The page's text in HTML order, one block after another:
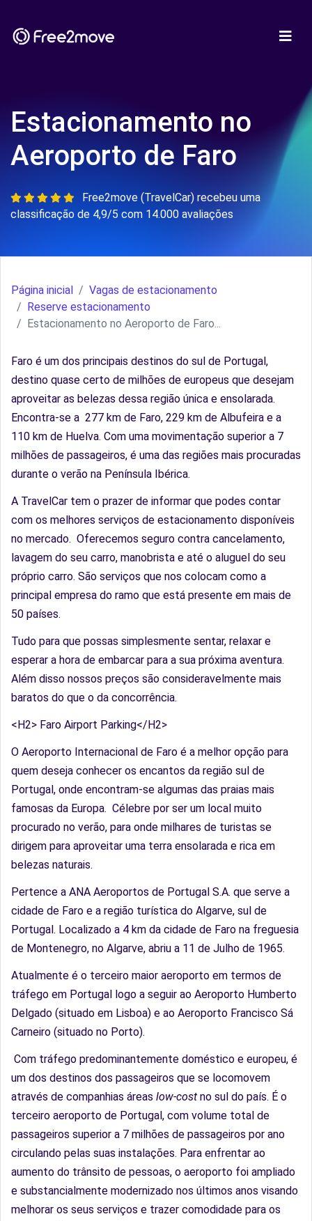
Estacionamento no
Aeroporto de Faro
Free2move (TravelCar) recebeu uma
classificação de 4,9/5 com 14.000 avaliações
Página inicial
Vagas de estacionamento
Reserve estacionamento
Estacionamento no Aeroporto de Faro...
Faro é um dos principais destinos do sul de Portugal,
destino quase certo de milhões de europeus que desejam
aproveitar as belezas dessa região única e ensolarada.
Encontra-se a 277 km de Faro, 229 km de Albufeira e a
110 km de Huelva. Com uma movimentação superior a 7
milhões de passageiros, é uma das regiões mais procuradas
durante o verão na Península Ibérica.
A TravelCar tem o prazer de informar que podes contar
com os melhores serviços de estacionamento disponíveis
no mercado. Oferecemos seguro contra cancelamento,
lavagem do seu carro, manobrista e até o aluguel do seu
próprio carro. São serviços que nos colocam como a
principal empresa do ramo que está presente em mais de
50 países.
Tudo para que possas simplesmente sentar, relaxar e
esperar a hora de embarcar para a sua próxima aventura.
Além disso nossos preços são consideravelmente mais
baratos do que o da concorrência.
<H2> Faro Airport Parking</H2>
O Aeroporto Internacional de Faro é a melhor opção para
quem deseja conhecer os encantos da região sul de
Portugal, onde encontram-se algumas das praias mais
famosas da Europa. Célebre por ser um local muito
procurado no verão, para onde milhares de turistas se
dirigem para aproveitar uma terra ensolarada e rica em
belezas naturais.
Pertence a ANA Aeroportos de Portugal S.A. que serve a
cidade de Faro e a região turística do Algarve, sul de
Portugal. Localizado a 4 km da cidade de Faro na freguesia
de Montenegro, no Algarve, abriu a 11 de Julho de 1965.
Atualmente é o terceiro maior aeroporto em termos de
tráfego em Portugal logo a seguir ao Aeroporto Humberto
Delgado (situado em Lisboa) e ao Aeroporto Francisco Sá
Carneiro (situado no Porto).
Com tráfego predominantemente doméstico e europeu, é
um dos destinos dos passageiros que se locomovem
através de companhias áreas low-cost no sul do país. É o
terceiro aeroporto de Portugal, com volume total de
passageiros superior a 7 milhões de passageiros por ano
circulando pelas suas instalações. Para enfrentar ao
aumento do trânsito de pessoas, o aeroporto foi ampliado
e substancialmente modernizado nos últimos anos visando
melhorar os seus serviços e trazer comodidade para os